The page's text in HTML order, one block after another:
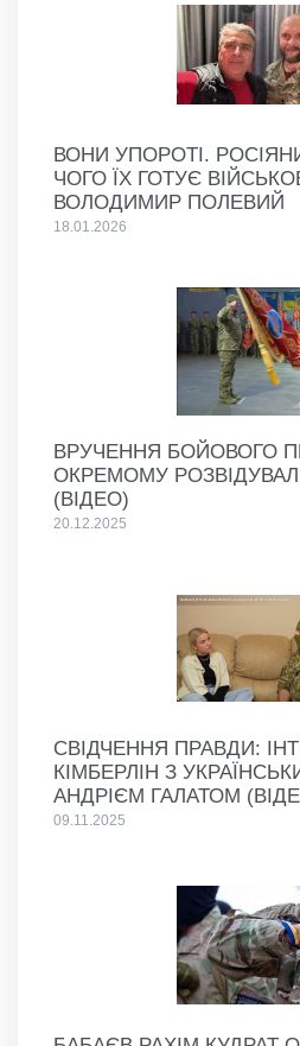
ВОНИ УПОРОТІ.
ЧОГО ЇХ ГОТУЄ
ВОЛОДИМИР ПОЛЕВИЙ
18.01.2026
ВРУЧЕННЯ БОЙОВОГО
ОКРЕМОМУ
(ВІДЕО)
20.12.2025
СВІДЧЕННЯ ПРАВДИ:
КІМБЕРЛІН З
АНДРІЄМ ГАЛАТОМ
09.11.2025